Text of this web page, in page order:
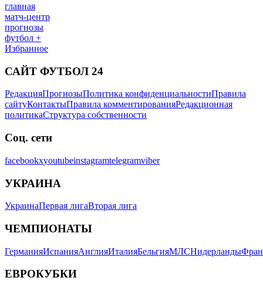
главная
матч-центр
прогнозы
футбол +
Избранное
САЙТ ФУТБОЛ 24
РедакцияПрогнозыПолитика конфиденциальностиПравила
сайтуКонтактыПравила комментированияРедакционная
политикаСтруктура собственности
Соц. сети
facebookxyoutubeinstagramtelegramviber
УКРАИНА
УкраинаПервая лигаВторая лига
ЧЕМПИОНАТЫ
ГерманияИспанияАнглияИталияБельгияМЛСНидерланды
ЕВРОКУБКИ